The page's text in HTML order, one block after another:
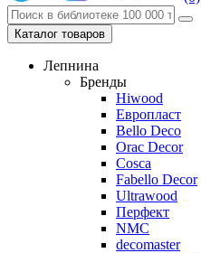
Каталог товаров
Лепнина
Бренды
Hiwood
Европласт
Bello Deco
Orac Decor
Cosca
Fabello Decor
Ultrawood
Перфект
NMC
decomaster